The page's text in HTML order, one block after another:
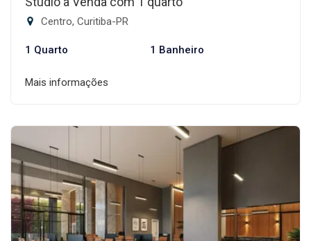
Centro, Curitiba-PR
1 Quarto 1 Banheiro
Mais informações